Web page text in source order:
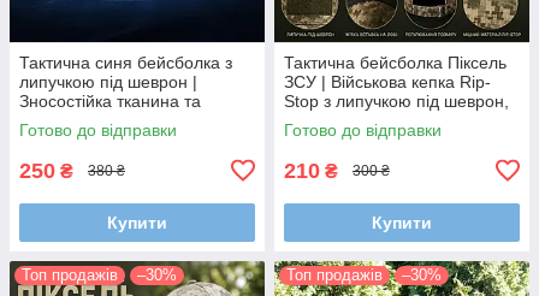
Тактична синя бейсболка з
липучкою під шеврон |
Зносостійка тканина та
регульований розмір 56-60
Готово до відправки
250 ₴ 380 ₴
Купити
Тактична бейсболка Піксель
ЗСУ | Військова кепка Rip-
Stop з липучкою під шеврон,
регульований розмір 58
Готово до відправки
210 ₴ 300 ₴
Купити
Топ продажів –30% Топ продажів –30%